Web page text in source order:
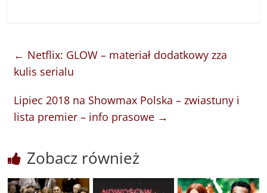
← Netflix: GLOW – materiał dodatkowy zza
kulis serialu
Lipiec 2018 na Showmax Polska – zwiastuny i
lista premier – info prasowe →
Zobacz również